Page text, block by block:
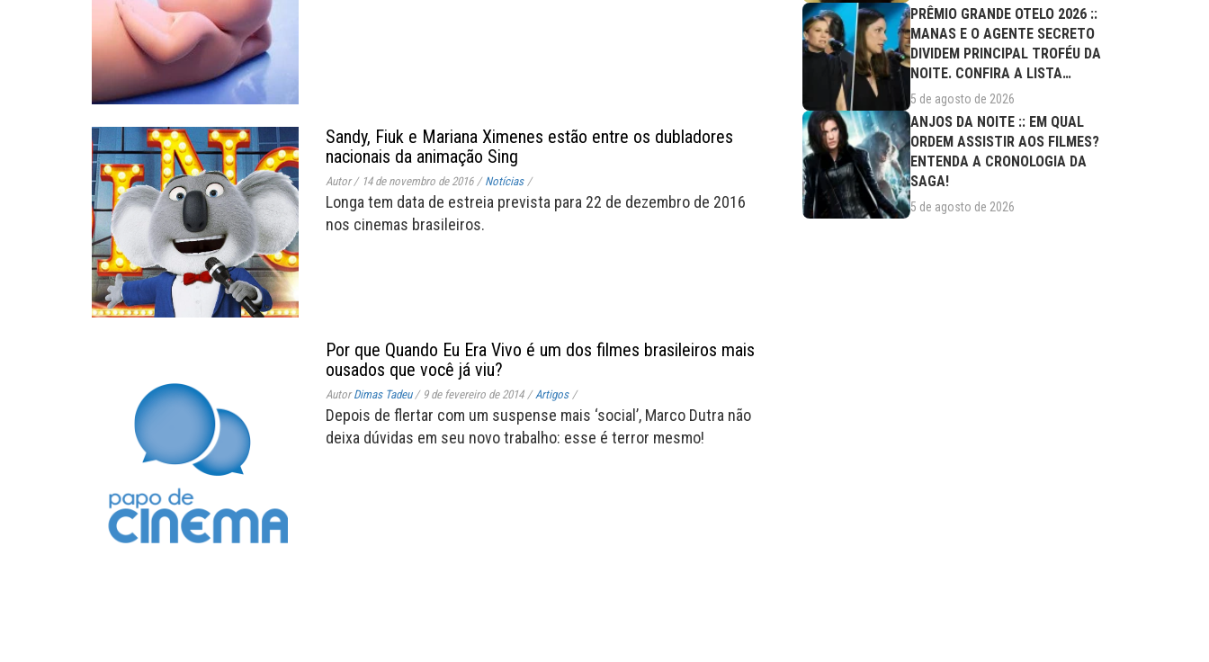
Sandy, Fiuk e Mariana Ximenes estão entre os dubladores
nacionais da animação Sing
Autor/ 14 de novembro de 2016 / Notícias /
Longa tem data de estreia prevista para 22 de dezembro de 2016
nos cinemas brasileiros.
Por que Quando Eu Era Vivo é um dos filmes brasileiros mais
ousados que você já viu?
AutorDimas Tadeu / 9 de fevereiro de 2014 / Artigos /
Depois de flertar com um suspense mais ‘social’, Marco Dutra não
deixa dúvidas em seu novo trabalho: esse é terror mesmo!
PRÊMIO GRANDE OTELO 2026 ::
MANAS E O AGENTE SECRETO
DIVIDEM PRINCIPAL TROFÉU DA
NOITE. CONFIRA A LISTA
COMPLETA DE...
5 de agosto de 2026
ANJOS DA NOITE :: EM QUAL
ORDEM ASSISTIR AOS FILMES?
ENTENDA A CRONOLOGIA DA
SAGA!
5 de agosto de 2026